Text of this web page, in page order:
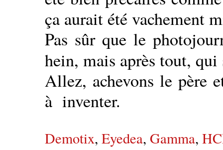
ça aurait été vachement
Pas sûr que le
hein, mais après tout, qui
Allez, achevons le père
à inventer.
Demotix, Eyedea, Gamma,